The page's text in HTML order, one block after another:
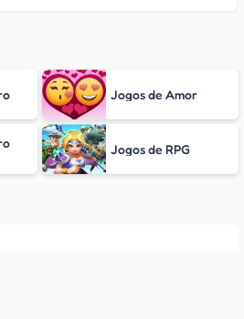
Jogos de Amor
Jogos de RPG